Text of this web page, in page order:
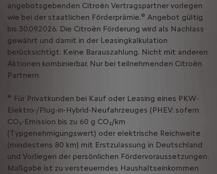
angebotsgebenden Citroën Vertragspartner vorlegen
wie bei der staatlichen Förderprämie.e Angebot gültig
bis 30.09.2026. Die Citroën Förderung wird als Nachlass
gewährt und damit in der Leasingkalkulation
berücksichtigt. Keine Barauszahlung. Nicht mit anderen
Aktionen kombinierbar. Nur bei teilnehmenden Citroën
Partnern.
e Für Privatkunden bei Kauf oder Leasing eines PKW-
Elektro-/Plug-in-Hybrid-Neufahrzeuges (PHEV: sofern
CO₂-Emission bis zu 60 g CO₂/km
(Typgenehmigungswert) oder elektrische Reichweite
(mindestens 80 km) mit Erstzulassung in Deutschland
und Vorliegen der persönlichen Fördervoraussetzungen.
Maßgabe ist zu versteuerndes Haushaltseinkommen